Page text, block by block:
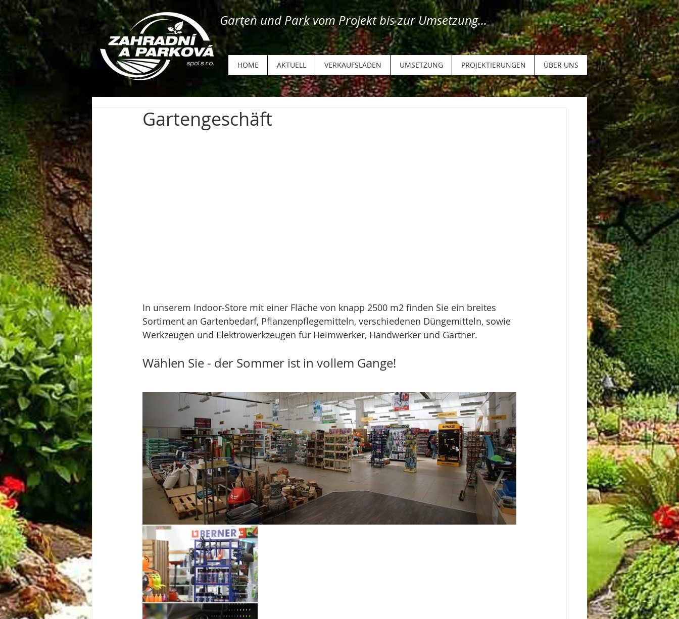
Garten und Park vom Projekt bis zur Umsetzung...
HOME AKTUELL VERKAUFSLADEN UMSETZUNG PROJEKTIERUNGEN ÜBER UNS
Gartengeschäft
In unserem Indoor-Store mit einer Fläche von knapp 2500 m2 finden Sie ein breites
Sortiment an Gartenbedarf, Pflanzenpflegemitteln, verschiedenen Düngemitteln, sowie
Werkzeugen und Elektrowerkzeugen für Heimwerker, Handwerker und Gärtner.
Wählen Sie - der Sommer ist in vollem Gange!